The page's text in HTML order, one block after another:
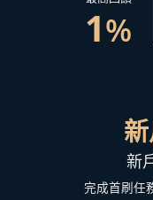
1%
新
完成首刷任